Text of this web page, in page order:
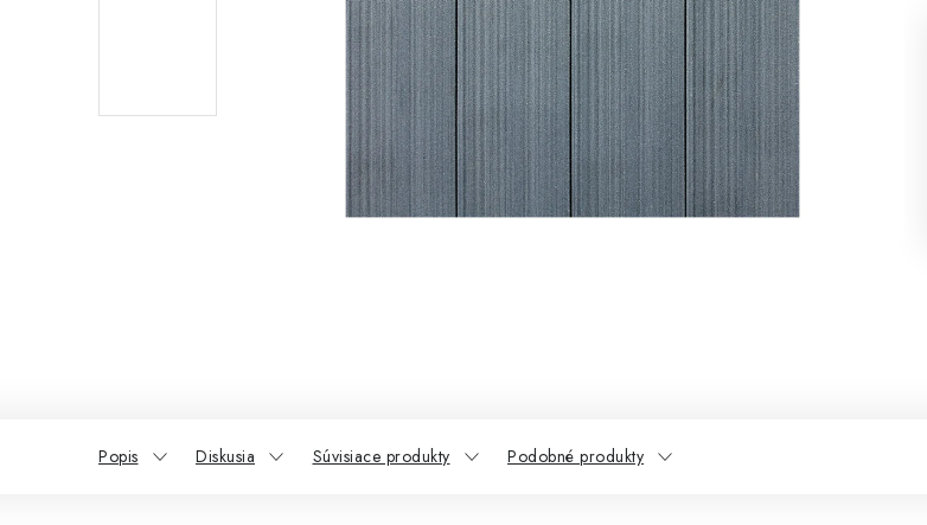
Popis Diskusia Súvisiace produkty Podobné produkty